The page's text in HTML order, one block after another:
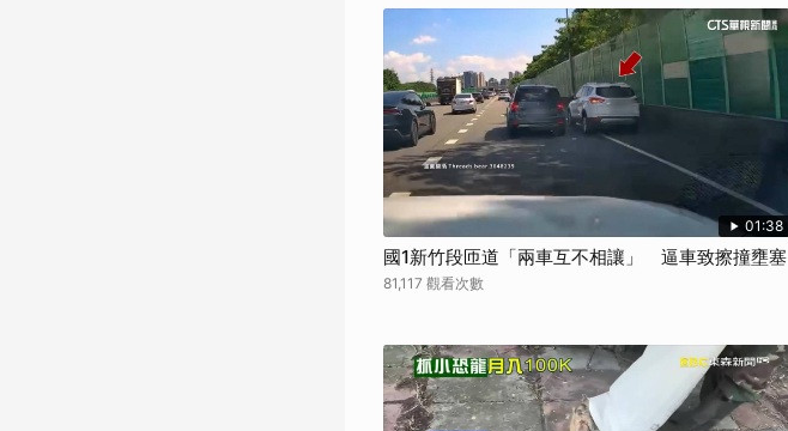
01:38
國1新竹段匝道「兩車互不相讓」 逼車致擦撞壅塞
81,117 觀看次數